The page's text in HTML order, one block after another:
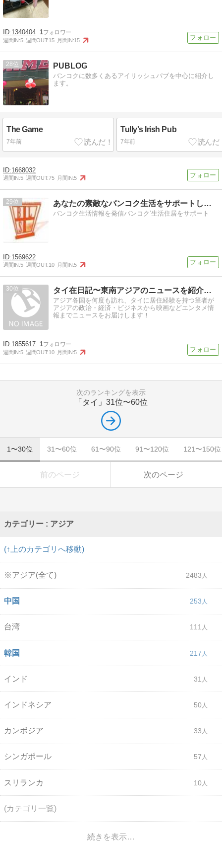
1340404 1
週間IN:5 週間OUT:15 月間IN:15
28 PUBLOG
バンコクに数多くあるアイリッシュパブを中心に紹介し
ます。
The Game
7年前
Tully's Irish Pub
7年前
1668032
週間IN:5 週間OUT:75 月間IN:5
29 あなたの素敵なバンコク生活をサポートします。
バンコク生活情報を発信バンコク’生活住居をサポート
1569622
週間IN:5 週間OUT:10 月間IN:5
30 タイ在日記〜東南アジアのニュースを紹介するブログ〜
アジア各国を何度も訪れ、タイに居住経験を持つ筆者が
アジアの政治・経済・ビジネスから映画などエンタメ情
報までニュースをお届けします！
1855617 1
週間IN:5 週間OUT:10 月間IN:5
次のランキングを表示
「タイ」 31位〜60位
1〜30位 31〜60位 61〜90位 91〜120位 121〜150位
前のページ 次のページ
カテゴリー : アジア
(↑上のカテゴリへ移動)
※アジア(全て) 2483
中国 253
台湾 111
韓国 217
インド 31
インドネシア 50
カンボジア 33
シンガポール 57
スリランカ 10
(カテゴリ一覧)
続きを表示…